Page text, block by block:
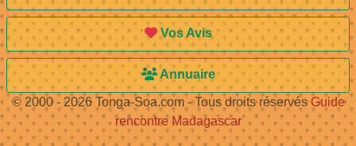
Vos Avis
Annuaire
© 2000 - 2026 Tonga-Soa.com - Tous droits réservésGuide
rencontre Madagascar